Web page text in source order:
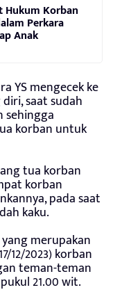
Hukum Korban
Perkara
Anak
YS mengecek ke
saat sudah
sehingga
korban untuk
tua korban
korban
pada saat
kaku.
merupakan
12/2023) korban
teman-teman
21.00 wit.